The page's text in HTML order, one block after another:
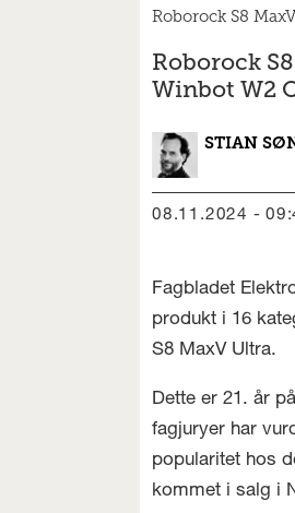
Roborock S8
Roborock
Winbot W2
STIAN
08.11.2024 -
Fagbladet
produkt i 16
S8 MaxV Ultra.
Dette er 21. år
fagjuryer har
popularitet hos
kommet i salg i